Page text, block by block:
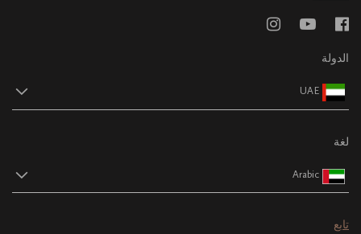
الدولة
UAE
لغة
Arabic
تابع